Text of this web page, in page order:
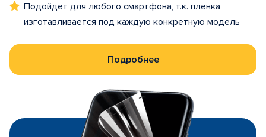
Подойдет для любого смартфона, т.к. пленка
изготавливается под каждую конкретную модель
Подробнее